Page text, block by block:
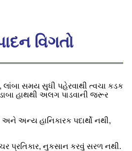
વિગતો
લાંબા સમય સુધી પહેરવાથી ત્વચા કડક
હાથથી અલગ પાડવાની જરૂર
અન્ય હાનિકારક પદાર્થો નથી,
પ્રતિકાર, નુકસાન કરવું સરળ નથી.